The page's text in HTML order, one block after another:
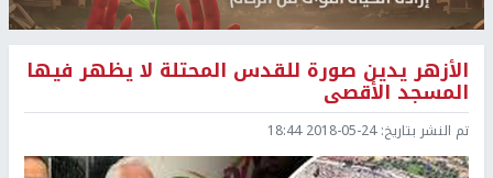
الأزهر يدين صورة للقدس المحتلة لا يظهر فيها
المسجد الأقصى
تم النشر بتاريخ:2018-05-24 18:44